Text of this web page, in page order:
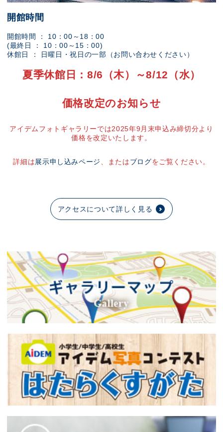
開館時間
開館時間 ： 10：00～18：00
(最終日 ： 10：00～15：00)
休館日 ： 日曜日・祝日の一部（お問い合わせください）
夏季休館日：8/6（木）～8/12（水）
価格改定のお知らせ
アイデムフォトギャラリーでは2025年9月末申込み締切分より
価格を改定いたします。
詳細は展示申し込みページ、またはブログをご覧ください。
アクセスについて詳しく見る